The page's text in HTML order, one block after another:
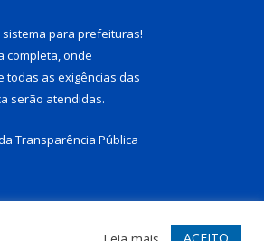
sistema para prefeituras!
completa, onde
todas as exigências das
serão atendidas.
Transparência Pública
Acessar Webmail ACEITO